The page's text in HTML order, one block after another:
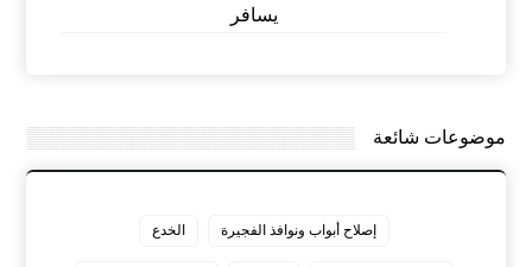
يسافر
موضوعات شائعة
إصلاح أبواب ونوافذ الفجيرة الخدع